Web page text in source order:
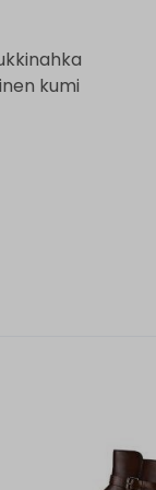
kumi